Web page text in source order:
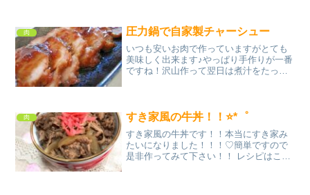
肉 圧力鍋で自家製チャーシュー
いつも安いお肉で作っていますがとても
美味しく出来ます♪やっぱり手作りが一番
ですね！沢山作って翌日は煮汁をたっぷ
ラダ油★...
肉 すき家風の牛丼！！⭐*゜
すき家風の牛丼です！！本当にすき家み
たいになりました！！！♡簡単ですので
是非作ってみて下さい！！ レシピはこち